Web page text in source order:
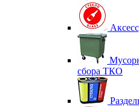
сбора ТКО